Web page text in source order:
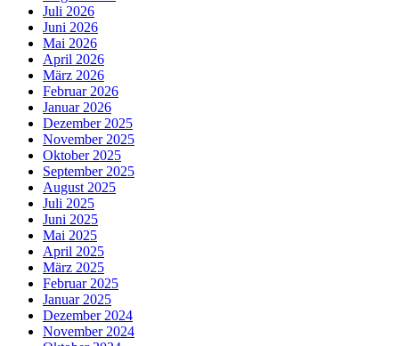
Juli 2026
Juni 2026
Mai 2026
April 2026
März 2026
Februar 2026
Januar 2026
Dezember 2025
November 2025
Oktober 2025
September 2025
August 2025
Juli 2025
Juni 2025
Mai 2025
April 2025
März 2025
Februar 2025
Januar 2025
Dezember 2024
November 2024